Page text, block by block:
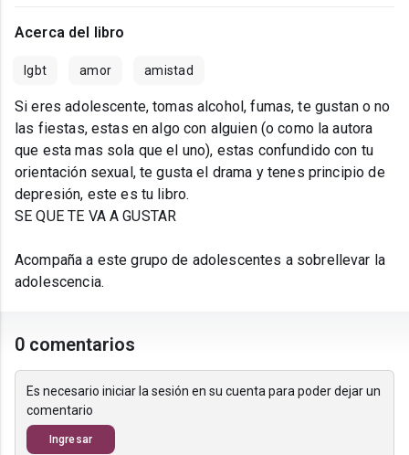
Acerca del libro
lgbt amor amistad
Si eres adolescente, tomas alcohol, fumas, te gustan o no
las fiestas, estas en algo con alguien (o como la autora
que esta mas sola que el uno), estas confundido con tu
orientación sexual, te gusta el drama y tenes principio de
depresión, este es tu libro.
SE QUE TE VA A GUSTAR
Acompaña a este grupo de adolescentes a sobrellevar la
adolescencia.
0 comentarios
Es necesario iniciar la sesión en su cuenta para poder dejar un
comentario
Ingresar